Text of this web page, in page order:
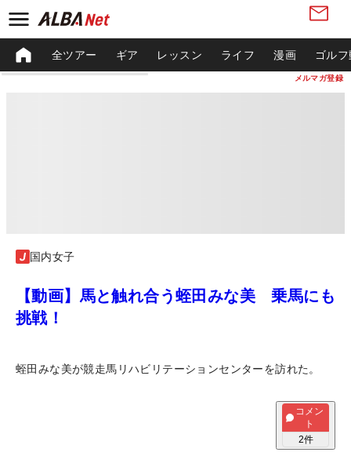
メルマガ登録
全ツアー ギア レッスン ライフ 漫画 ゴル
国内女子
【動画】馬と触れ合う蛭田みな美 乗馬にも
挑戦！
蛭田みな美が競走馬リハビリテーションセンターを訪れた。
コメン
ト
2件